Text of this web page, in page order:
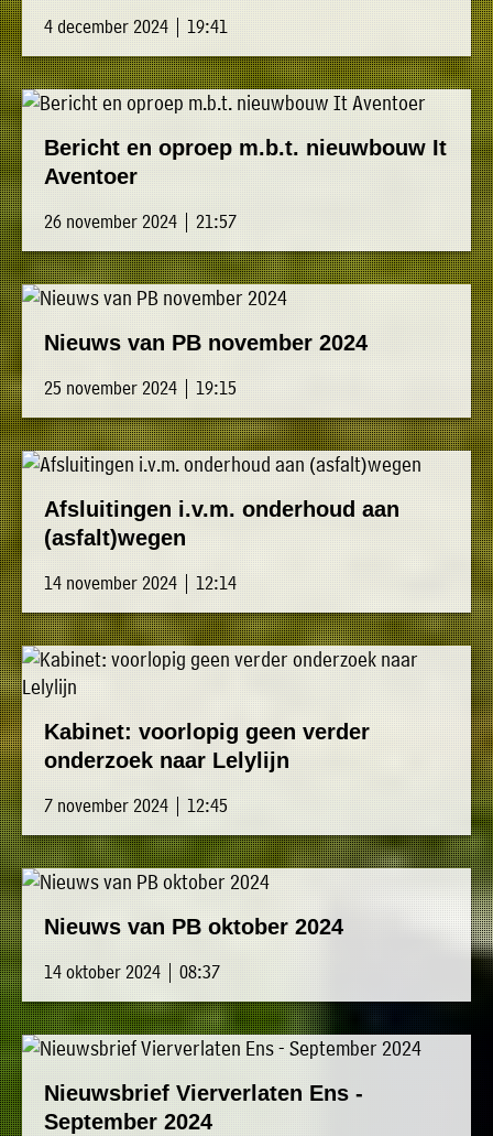
4 december 2024 | 19:41
Bericht en oproep m.b.t. nieuwbouw It
Aventoer
26 november 2024 | 21:57
Nieuws van PB november 2024
25 november 2024 | 19:15
Afsluitingen i.v.m. onderhoud aan
(asfalt)wegen
14 november 2024 | 12:14
Kabinet: voorlopig geen verder
onderzoek naar Lelylijn
7 november 2024 | 12:45
Nieuws van PB oktober 2024
14 oktober 2024 | 08:37
Nieuwsbrief Vierverlaten Ens -
September 2024